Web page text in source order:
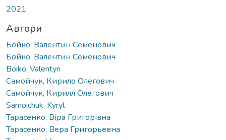
2021
Автори
Бойко, Валентин Семенович
Бойко, Валентин Семенович
Boiko, Valentyn
Самойчук, Кирило Олегович
Самойчук, Кирилл Олегович
Samoichuk, Kyryl
Тарасенко, Віра Григорівна
Тарасенко, Вера Григорьевна